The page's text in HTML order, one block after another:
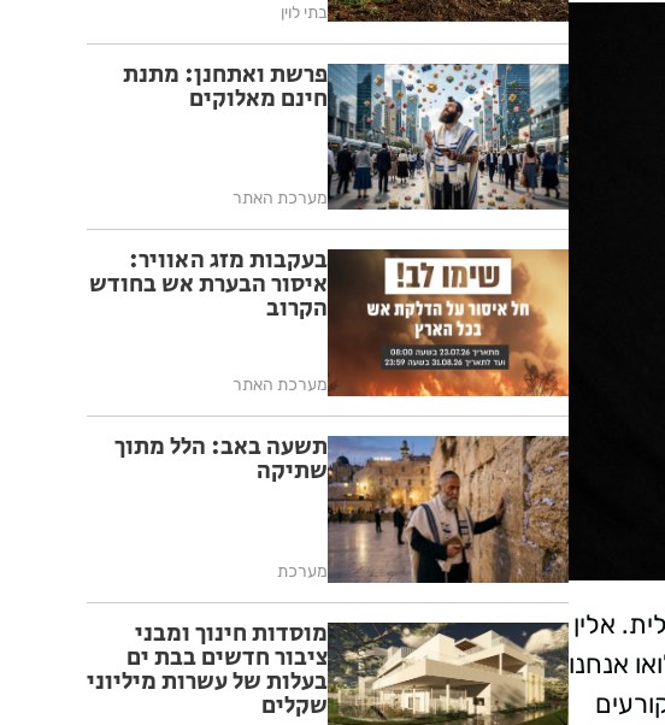
אלין
עולם ומלואו אנחנו
בתי לוין
פרשת ואתחנן: מתנת
חינם מאלוקים
מערכת האתר
בעקבות מזג האוויר:
איסור הבערת אש בחודש
הקרוב
מערכת האתר
תשעה באב: הלל מתוך
שתיקה
מערכת
מוסדות חינוך ומבני
ציבור חדשים בבת ים
בעלות של עשרות מיליוני
שקלים